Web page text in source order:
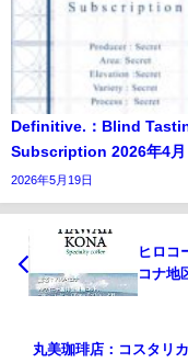
Definitive.：Blind
Subscription 2026年4月
2026年5月19日
ヒロコ
コナ地
丸美珈琲店：コスタリ